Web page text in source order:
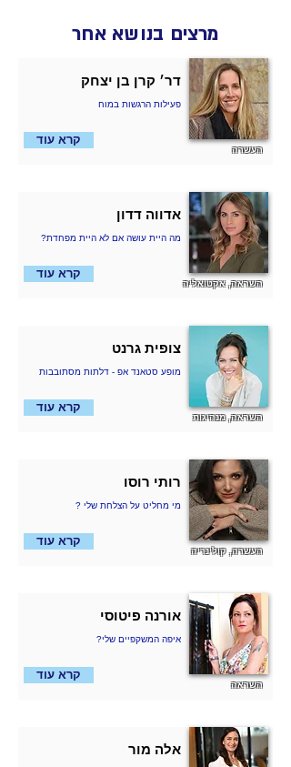
מרצים בנושא אחר
קרא עוד
העשרה
דר׳ קרן בן יצחק
פעילות הרגשות במוח
קרא עוד
השראה, אקטואליה
אדווה דדון
?מה היית עושה אם לא היית מפחדת
קרא עוד
השראה, מנהיגות
צופית גרנט
מופע סטאנד אפ - דלתות מסתובבות
קרא עוד
העשרה, קולינריה
רותי רוסו
? מי מחליט על הצלחת שלי
קרא עוד
השראה
אורנה פיטוסי
?איפה המשקפיים שלי
אלה מור